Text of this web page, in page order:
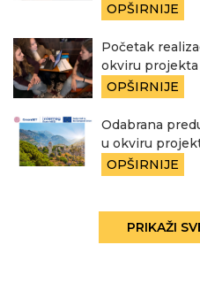
OPŠIRNIJE
Početak
okviru projekta
OPŠIRNIJE
Odabrana
u okviru
OPŠIRNIJE
PRIKAŽI